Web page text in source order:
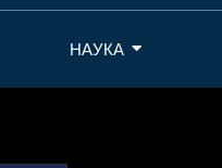
НАУКА